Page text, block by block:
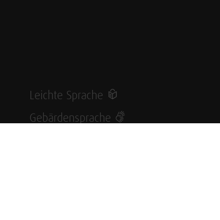
Leichte Sprache
Gebärdensprache